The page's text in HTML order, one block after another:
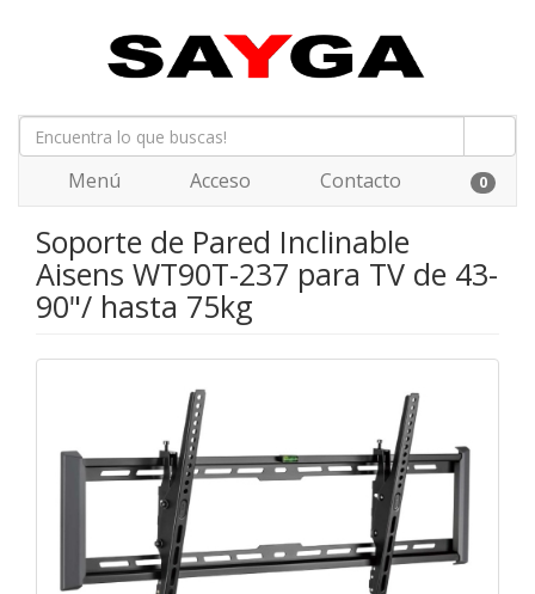
Menú Acceso Contacto 0
Soporte de Pared Inclinable
Aisens WT90T-237 para TV de 43-
90"/ hasta 75kg